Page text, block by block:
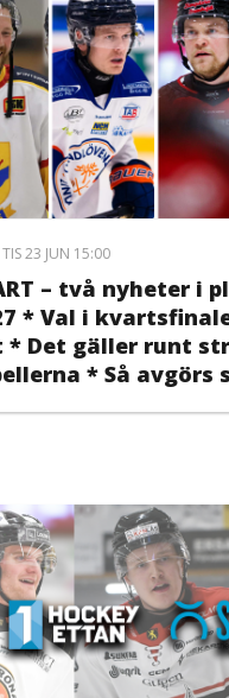
TIS 23 JUN 15:00
– två nyheter i
* Val i
* Det gäller runt
* Så avgörs